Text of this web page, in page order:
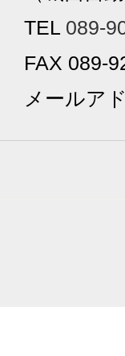
TEL 089-
FAX 089-
メールア